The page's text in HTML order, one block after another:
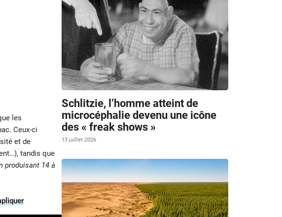
les
Ceux-ci
et de
tandis que
produisant 14 à
Schlitzie, l’homme atteint de
microcéphalie devenu une icône
des « freak shows »
13 juillet 2026